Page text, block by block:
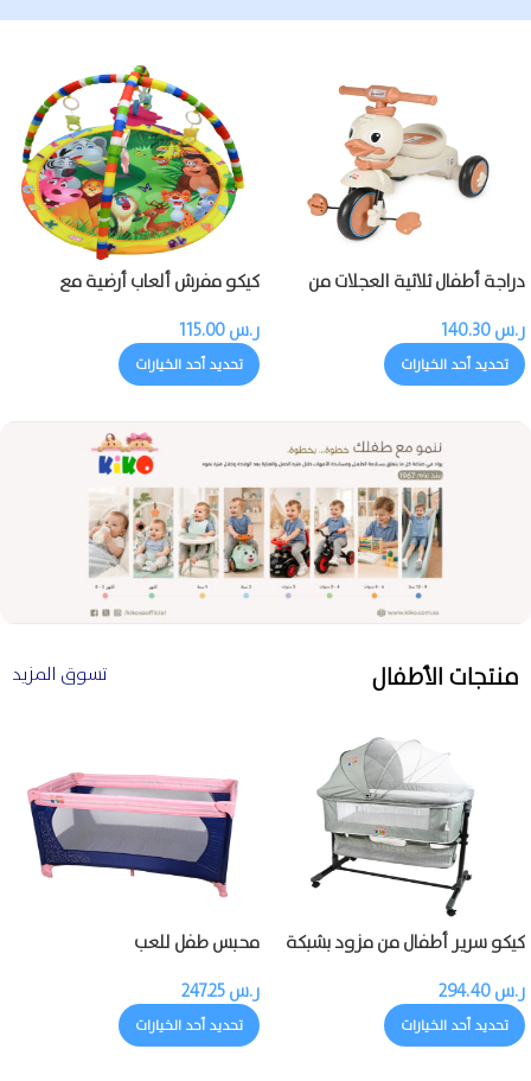
دراجة أطفال ثلاثية العجلات من
ر.س
تحديد أحد الخيارات
كيكو مفرش ألعاب أرضية مع
ر.س
تحديد أحد الخيارات
منتجات الأطفال تسوق المزيد
كيكو سرير أطفال من مزود بشبكة
ر.س
تحديد أحد الخيارات
محبس طفل للعب
ر.س
تحديد أحد الخيارات